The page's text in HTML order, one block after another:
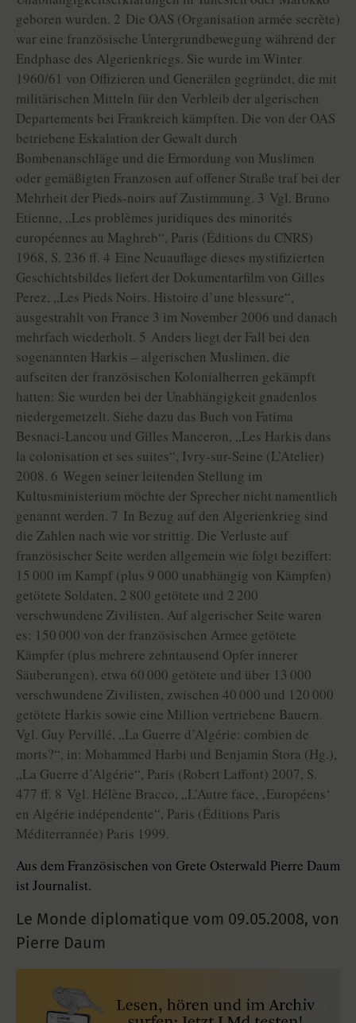
geboren wurden. 2 Die OAS (Organisation armée secrète)
war eine französische Untergrundbewegung während der
Endphase des Algerienkriegs. Sie wurde im Winter
1960/61 von Offizieren und Generälen gegründet, die mit
militärischen Mitteln für den Verbleib der algerischen
Departements bei Frankreich kämpften. Die von der OAS
betriebene Eskalation der Gewalt durch
Bombenanschläge und die Ermordung von Muslimen
oder gemäßigten Franzosen auf offener Straße traf bei der
Mehrheit der Pieds-noirs auf Zustimmung. 3 Vgl. Bruno
Etienne, „Les problèmes juridiques des minorités
européennes au Maghreb“, Paris (Éditions du CNRS)
1968, S. 236 ff. 4 Eine Neuauflage dieses mystifizierten
Geschichtsbildes liefert der Dokumentarfilm von Gilles
Perez, „Les Pieds Noirs. Histoire d’une blessure“,
ausgestrahlt von France 3 im November 2006 und danach
mehrfach wiederholt. 5 Anders liegt der Fall bei den
sogenannten Harkis – algerischen Muslimen, die
aufseiten der französischen Kolonialherren gekämpft
hatten: Sie wurden bei der Unabhängigkeit gnadenlos
niedergemetzelt. Siehe dazu das Buch von Fatima
Besnaci-Lancou und Gilles Manceron, „Les Harkis dans
la colonisation et ses suites“, Ivry-sur-Seine (L’Atelier)
2008. 6 Wegen seiner leitenden Stellung im
Kultusministerium möchte der Sprecher nicht namentlich
genannt werden. 7 In Bezug auf den Algerienkrieg sind
die Zahlen nach wie vor strittig. Die Verluste auf
französischer Seite werden allgemein wie folgt beziffert:
15 000 im Kampf (plus 9 000 unabhängig von Kämpfen)
getötete Soldaten, 2 800 getötete und 2 200
verschwundene Zivilisten. Auf algerischer Seite waren
es: 150 000 von der französischen Armee getötete
Kämpfer (plus mehrere zehntausend Opfer innerer
Säuberungen), etwa 60 000 getötete und über 13 000
verschwundene Zivilisten, zwischen 40 000 und 120 000
getötete Harkis sowie eine Million vertriebene Bauern.
Vgl. Guy Pervillé, „La Guerre d’Algérie: combien de
morts?“, in: Mohammed Harbi und Benjamin Stora (Hg.),
„La Guerre d’Algérie“, Paris (Robert Laffont) 2007, S.
477 ff. 8 Vgl. Hélène Bracco, „L’Autre face, ‚Européens‘
en Algérie indépendente“, Paris (Éditions Paris
Méditerrannée) Paris 1999.
Aus dem Französischen von Grete Osterwald Pierre Daum
ist Journalist.
Le Monde diplomatique vom 09.05.2008, von
Pierre Daum